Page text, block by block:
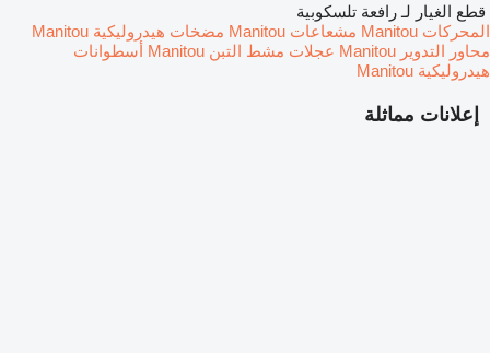
إعلانات مماثلة
قطع الغيار لـ رافعة تلسكوبية
المحركات Manitou
مشعاعات Manitou
مضخات هيدروليكية Manitou
محاور التدوير Manitou
عجلات مشط التبن Manitou
أسطوانات
هيدروليكية Manitou